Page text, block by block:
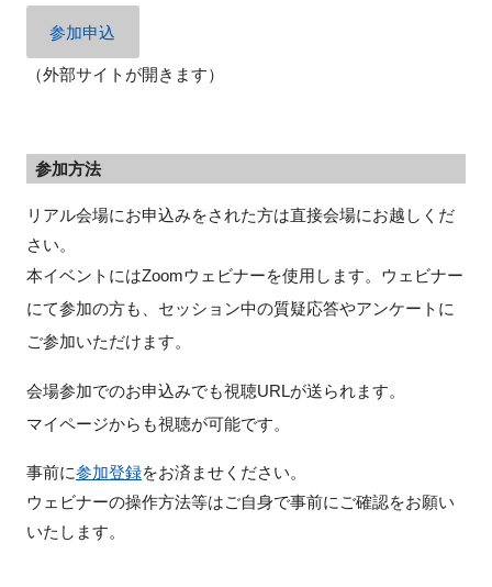
参加申込
（外部サイトが開きます）
参加方法
リアル会場にお申込みをされた方は直接会場にお越しくだ
さい。
本イベントにはZoomウェビナーを使用します。ウェビナー
にて参加の方も、セッション中の質疑応答やアンケートに
ご参加いただけます。
会場参加でのお申込みでも視聴URLが送られます。
マイページからも視聴が可能です。
事前に参加登録をお済ませください。
ウェビナーの操作方法等はご自身で事前にご確認をお願い
いたします。